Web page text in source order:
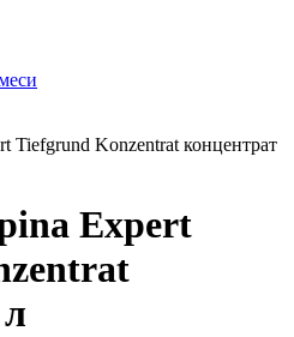
Tiefgrund Konzentrat концентрат
Expert